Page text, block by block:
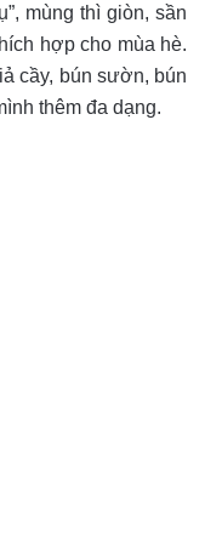
mùng thì giòn, sần
hợp cho mùa hè.
cầy, bún sườn, bún
thêm đa dạng.